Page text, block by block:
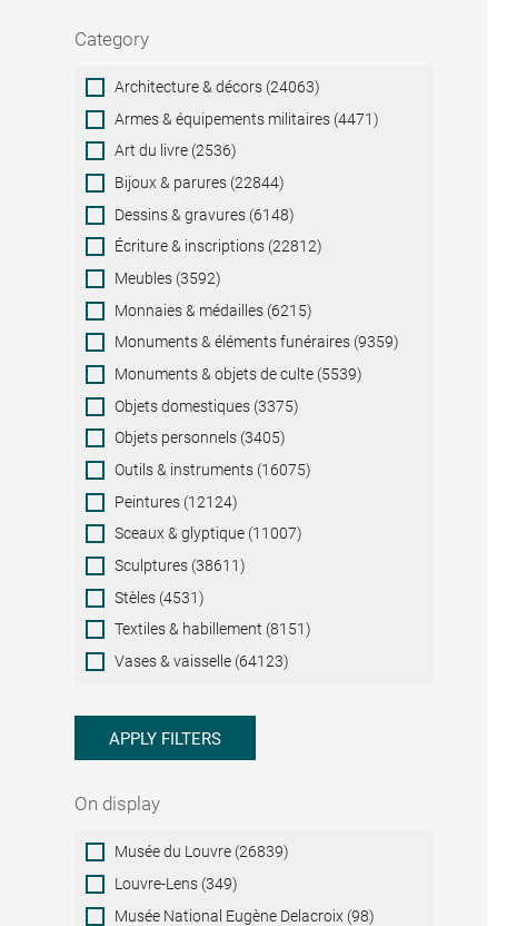
Category
Category
Architecture & décors (24063)
Armes & équipements militaires (4471)
Art du livre (2536)
Bijoux & parures (22844)
Dessins & gravures (6148)
Écriture & inscriptions (22812)
Meubles (3592)
Monnaies & médailles (6215)
Monuments & éléments funéraires (9359)
Monuments & objets de culte (5539)
Objets domestiques (3375)
Objets personnels (3405)
Outils & instruments (16075)
Peintures (12124)
Sceaux & glyptique (11007)
Sculptures (38611)
Stèles (4531)
Textiles & habillement (8151)
Vases & vaisselle (64123)
APPLY FILTERS
On display
On
display
Musée du Louvre (26839)
Louvre-Lens (349)
Musée National Eugène Delacroix (98)